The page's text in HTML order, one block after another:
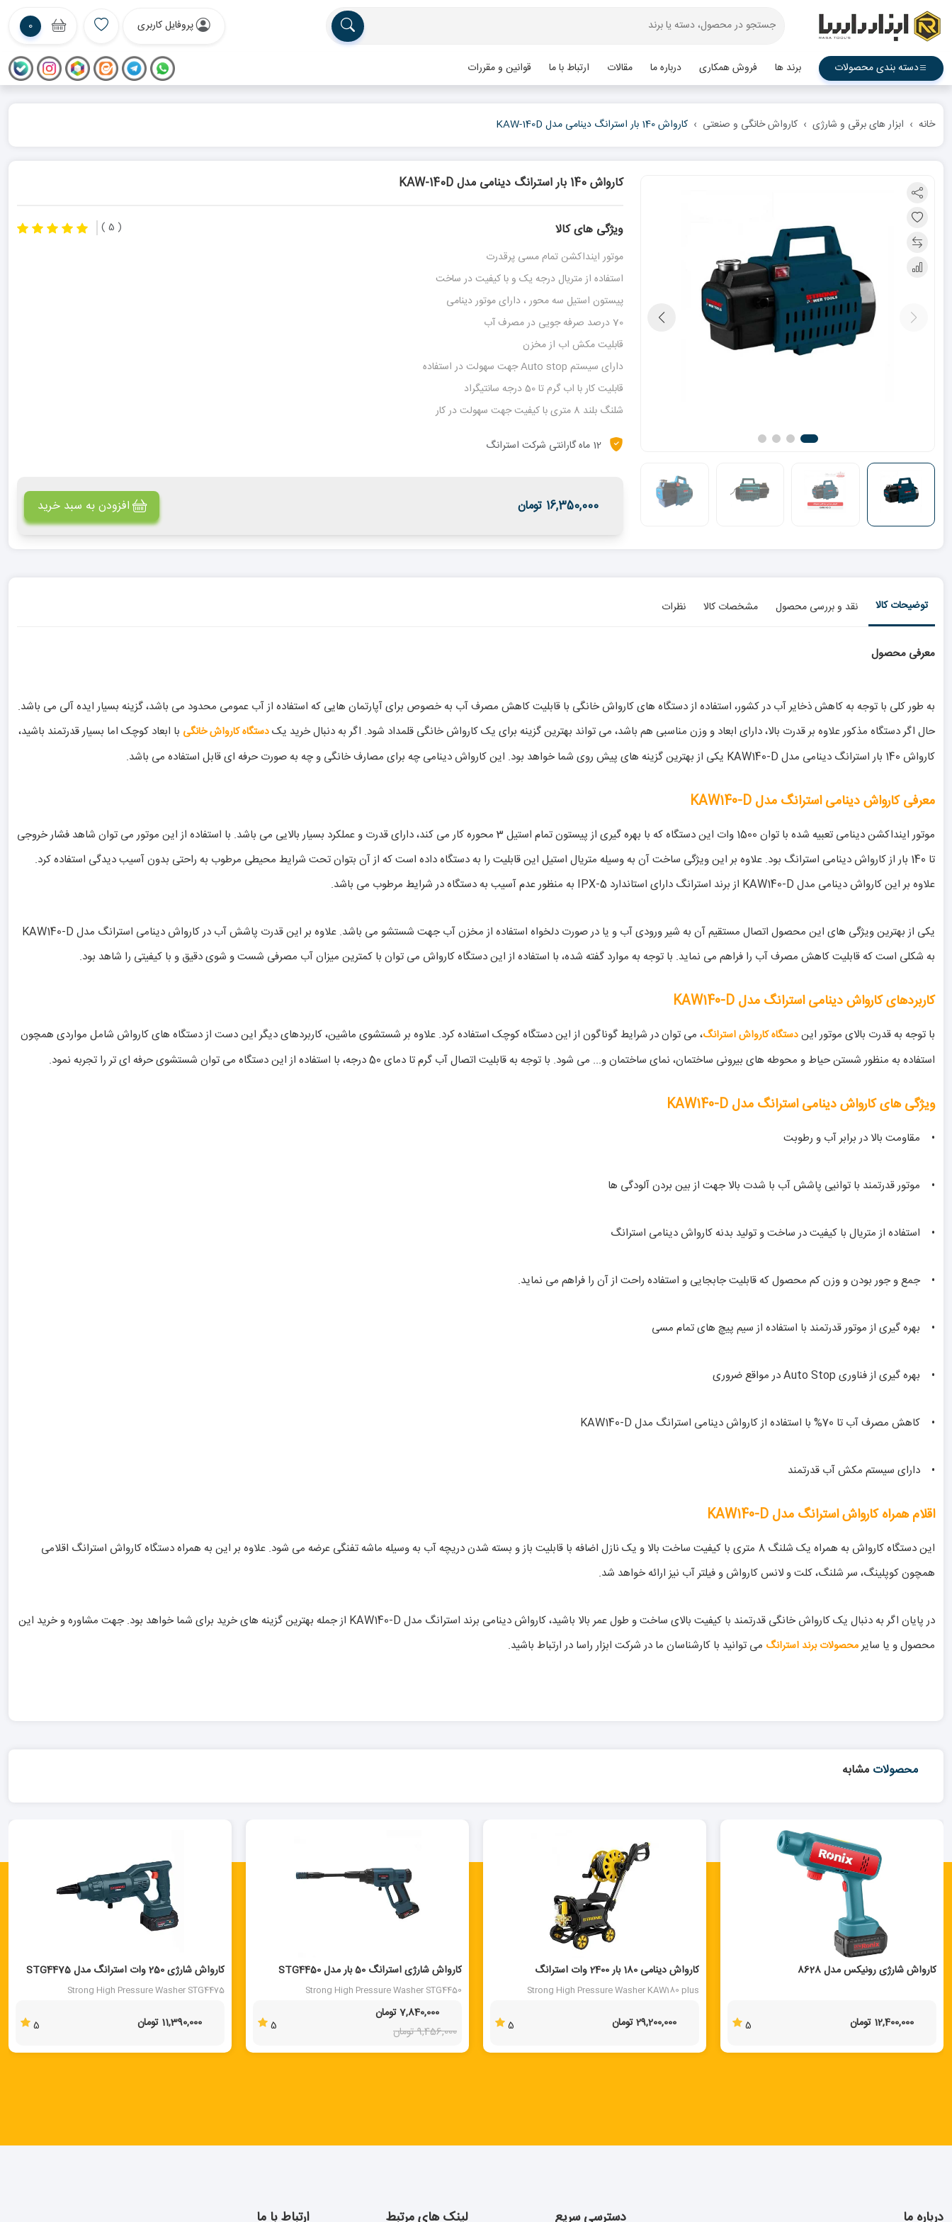
پروفایل کاربری 0
دسته بندی محصولات برند ها فروش همکاری درباره ما مقالات ارتباط با ما قوانین و مقررات
خانه ابزار های برقی و شارژی کارواش خانگی و صنعتی کارواش 140 بار استرانگ دینامی مدل KAW-140D
کارواش 140 بار استرانگ دینامی مدل KAW-140D
ویژگی های کالا
موتور اینداکشن تمام مسی پرقدرت
استفاده از متریال درجه یک و با کیفیت در ساخت
پیستون استیل سه محور ، دارای موتور دینامی
70 درصد صرفه جویی در مصرف آب
قابلیت مکش اب از مخزن
دارای سیستم Auto stop جهت سهولت در استفاده
قابلیت کار با اب گرم تا 50 درجه سانتیگراد
شلنگ بلند 8 متری با کیفیت جهت سهولت در کار
( 5 )
12 ماه گارانتی شرکت استرانگ
16,350,000 تومان افزودن به سبد خرید
توضیحات کالا نقد و بررسی محصول مشخصات کالا نظرات
معرفی محصول
به طور کلی با توجه به کاهش ذخایر آب در کشور، استفاده از دستگاه های کارواش خانگی با قابلیت کاهش مصرف آب به خصوص برای آپارتمان هایی که استفاده از آب عمومی محدود می باشد، گزینه بسیار ایده آلی می باشد.
حال اگر دستگاه مذکور علاوه بر قدرت بالا، دارای ابعاد و وزن مناسبی هم باشد، می تواند بهترین گزینه برای یک کارواش خانگی قلمداد شود. اگر به دنبال خرید یکدستگاه کارواش خانگی با ابعاد کوچک اما بسیار قدرتمند باشید،
کارواش 140 بار استرانگ دینامی مدل KAW140-D یکی از بهترین گزینه های پیش روی شما خواهد بود. این کارواش دینامی چه برای مصارف خانگی و چه به صورت حرفه ای قابل استفاده می باشد.
معرفی کارواش دینامی استرانگ مدل KAW140-D
موتور اینداکشن دینامی تعبیه شده با توان 1500 وات این دستگاه که با بهره گیری از پیستون تمام استیل 3 محوره کار می کند، دارای قدرت و عملکرد بسیار بالایی می باشد. با استفاده از این موتور می توان شاهد فشار خروجی
تا 140 بار از کارواش دینامی استرانگ بود. علاوه بر این ویژگی ساخت آن به وسیله متریال استیل این قابلیت را به دستگاه داده است که از آن بتوان تحت شرایط محیطی مرطوب به راحتی بدون آسیب دیدگی استفاده کرد.
علاوه بر این کارواش دینامی مدل KAW140-D از برند استرانگ دارای استاندارد IPX-5 به منظور عدم آسیب به دستگاه در شرایط مرطوب می باشد.
یکی از بهترین ویژگی های این محصول اتصال مستقیم آن به شیر ورودی آب و یا در صورت دلخواه استفاده از مخزن آب جهت شستشو می باشد. علاوه بر این قدرت پاشش آب در کارواش دینامی استرانگ مدل KAW140-D
به شکلی است که قابلیت کاهش مصرف آب را فراهم می نماید. با توجه به موارد گفته شده، با استفاده از این دستگاه کارواش می توان با کمترین میزان آب مصرفی شست و شوی دقیق و با کیفیتی را شاهد بود.
کاربردهای کارواش دینامی استرانگ مدل KAW140-D
با توجه به قدرت بالای موتور ایندستگاه کارواش استرانگ، می توان در شرایط گوناگون از این دستگاه کوچک استفاده کرد. علاوه بر شستشوی ماشین، کاربردهای دیگر این دست از دستگاه های کارواش شامل مواردی همچون
استفاده به منظور شستن حیاط و محوطه های بیرونی ساختمان، نمای ساختمان و... می شود. با توجه به قابلیت اتصال آب گرم تا دمای 50 درجه، با استفاده از این دستگاه می توان شستشوی حرفه ای تر را تجربه نمود.
ویژگی های کارواش دینامی استرانگ مدل KAW140-D
• مقاومت بالا در برابر آب و رطوبت
• موتور قدرتمند با توانیی پاشش آب با شدت بالا جهت از بین بردن آلودگی ها
• استفاده از متریال با کیفیت در ساخت و تولید بدنه کارواش دینامی استرانگ
• جمع و جور بودن و وزن کم محصول که قابلیت جابجایی و استفاده راحت از آن را فراهم می نماید.
• بهره گیری از موتور قدرتمند با استفاده از سیم پیچ های تمام مسی
• بهره گیری از فناوری Auto Stop در مواقع ضروری
• کاهش مصرف آب تا 70% با استفاده از کارواش دینامی استرانگ مدل KAW140-D
• دارای سیستم مکش آب قدرتمند
اقلام همراه کارواش استرانگ مدل KAW140-D
این دستگاه کارواش به همراه یک شلنگ 8 متری با کیفیت ساخت بالا و یک نازل اضافه با قابلیت باز و بسته شدن دریچه آب به وسیله ماشه تفنگی عرضه می شود. علاوه بر این به همراه دستگاه کارواش استرانگ اقلامی
همچون کوپلینگ، سر شلنگ، کلت و لانس کارواش و فیلتر آب نیز ارائه خواهد شد.
در پایان اگر به دنبال یک کارواش خانگی قدرتمند با کیفیت بالای ساخت و طول عمر بالا باشید، کارواش دینامی برند استرانگ مدل KAW140-D از جمله بهترین گزینه های خرید برای شما خواهد بود. جهت مشاوره و خرید این
محصول و یا سایرمحصولات برند استرانگ می توانید با کارشناسان ما در شرکت ابزار راسا در ارتباط باشید.
محصولات مشابه
کارواش شارژی رونیکس مدل 8628
12,400,000 تومان 5
کارواش دینامی 180 بار 2400 وات استرانگ
مدلKAW180plus
Strong High Pressure Washer KAW180 plus
29,200,000 تومان 5
20 %
کارواش شارژی استرانگ 50 بار مدل STG4450
Strong High Pressure Washer STG4450
7,840,000 تومان
9,456,000 تومان
5
کارواش شارژی 250 وات استرانگ مدل STG4475
Strong High Pressure Washer STG4475
11,390,000 تومان 5
درباره ما دسترسی سریع لینک های مرتبط ارتباط با ما